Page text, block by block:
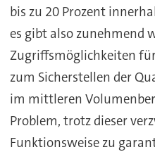
bis zu 20 Prozent
es gibt also zunehmend
Zugriffsmöglichkeiten
zum Sicherstellen der
im mittleren
Problem, trotz dieser
Funktionsweise zu